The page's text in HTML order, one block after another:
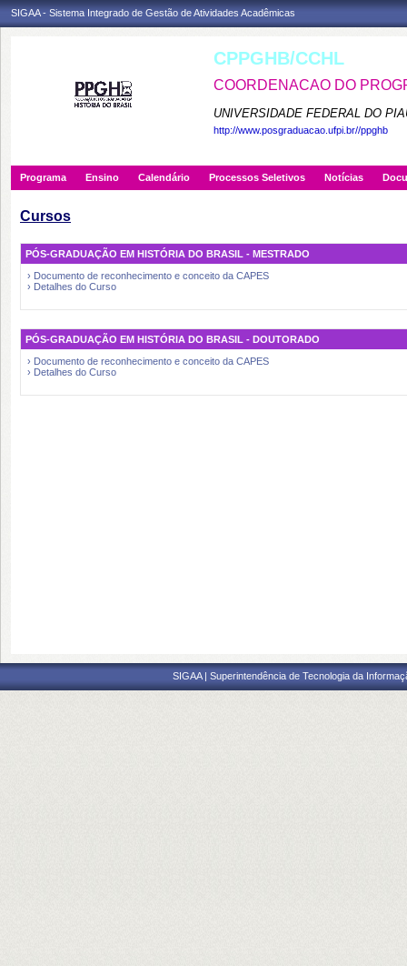
SIGAA - Sistema Integrado de Gestão de Atividades Acadêmicas
CPPGHB/CCHL
COORDENACAO DO
UNIVERSIDADE FEDERAL DO
http://www.posgraduacao.ufpi.br//ppghb
Programa Ensino Calendário Processos Seletivos Notícias
Cursos
PÓS-GRADUAÇÃO EM HISTÓRIA DO BRASIL - MESTRADO
› Documento de reconhecimento e conceito da CAPES
› Detalhes do Curso
PÓS-GRADUAÇÃO EM HISTÓRIA DO BRASIL - DOUTORADO
› Documento de reconhecimento e conceito da CAPES
› Detalhes do Curso
SIGAA | Superintendência de Tecnologia da